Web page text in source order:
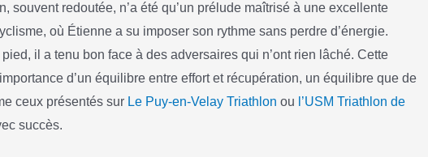
souvent redoutée, n’a été qu’un prélude maîtrisé à une excellente
où Étienne a su imposer son rythme sans perdre d’énergie.
il a tenu bon face à des adversaires qui n’ont rien lâché. Cette
d’un équilibre entre effort et récupération, un équilibre que de
ceux présentés sur Le Puy-en-Velay Triathlon ou l’USM Triathlon de
succès.